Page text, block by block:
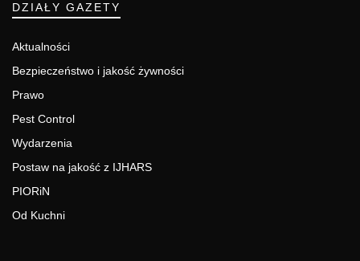
DZIAŁY GAZETY
Aktualności
Bezpieczeństwo i jakość żywności
Prawo
Pest Control
Wydarzenia
Postaw na jakość z IJHARS
PIORiN
Od Kuchni